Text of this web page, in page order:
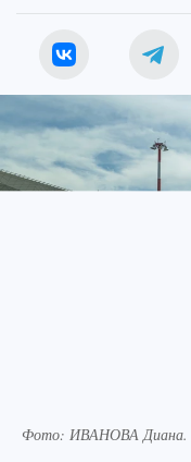
Фото: ИВАНОВА Диана.